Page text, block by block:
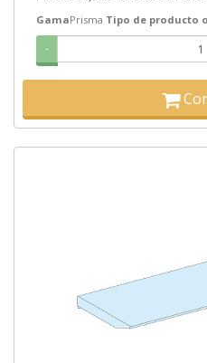
GamaPrisma Tipo de producto
-